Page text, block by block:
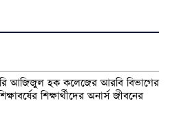
আজিজুল হক কলেজের আরবি বিভাগের
শিক্ষার্থীদের অনার্স জীবনের